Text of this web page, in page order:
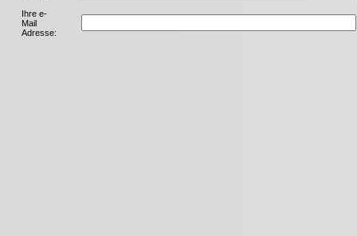
Ihre e-
Mail
Adresse: